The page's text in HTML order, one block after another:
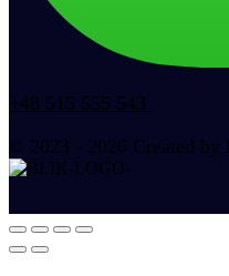
+48 515 555 543
© 2023 - 2026 Created by